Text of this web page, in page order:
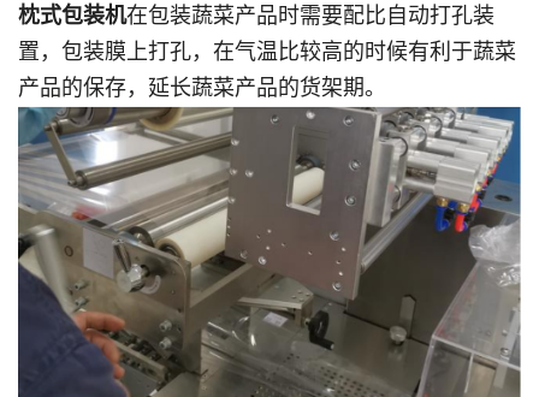
枕式包装机在包装蔬菜产品时需要配比自动打孔装
置，包装膜上打孔，在气温比较高的时候有利于蔬菜
产品的保存，延长蔬菜产品的货架期。